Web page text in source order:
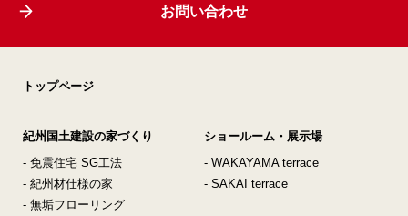
お問い合わせ
トップページ
紀州国土建設の家づくり
- 免震住宅 SG工法
- 紀州材仕様の家
- 無垢フローリング
ショールーム・展示場
- WAKAYAMA terrace
- SAKAI terrace